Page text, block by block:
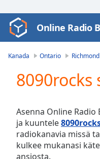
Video
Player
Play
Video
Skip
Backward
Skip
Forward
Mute
Online Radio
Kanada Ontario
8090rocks
Asenna Online Radio
ja kuuntele
radiokanavia missä
kulkee mukanasi
ansiosta.